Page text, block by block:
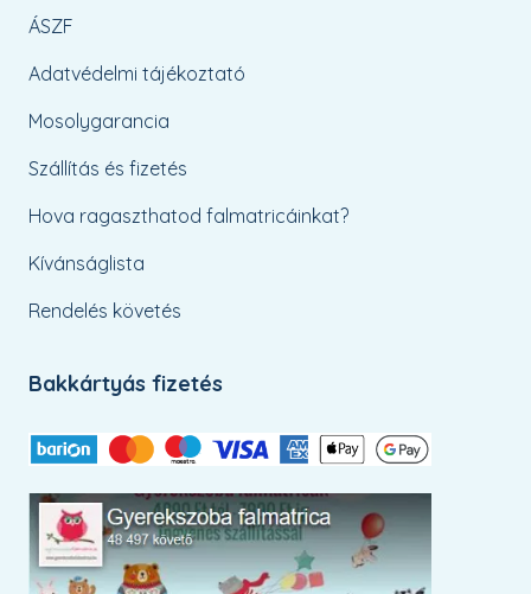
ÁSZF
Adatvédelmi tájékoztató
Mosolygarancia
Szállítás és fizetés
Hova ragaszthatod falmatricáinkat?
Kívánságlista
Rendelés követés
Bakkártyás fizetés